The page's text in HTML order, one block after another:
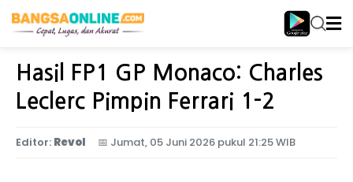
Home Otomotif
Hasil FP1 GP Monaco: Charles
Leclerc Pimpin Ferrari 1-2
Editor: Revol 📅 Jumat, 05 Juni 2026 pukul 21:25 WIB